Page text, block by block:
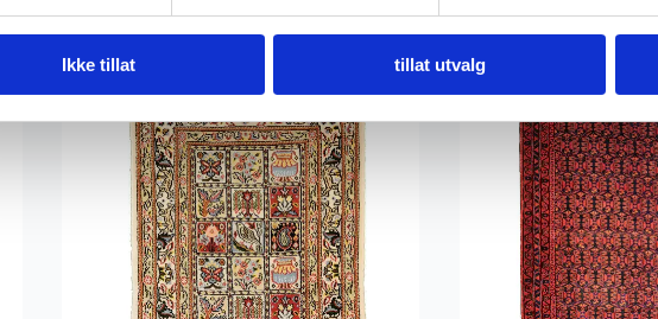
Ikke tillat tillat utvalg
Ekte